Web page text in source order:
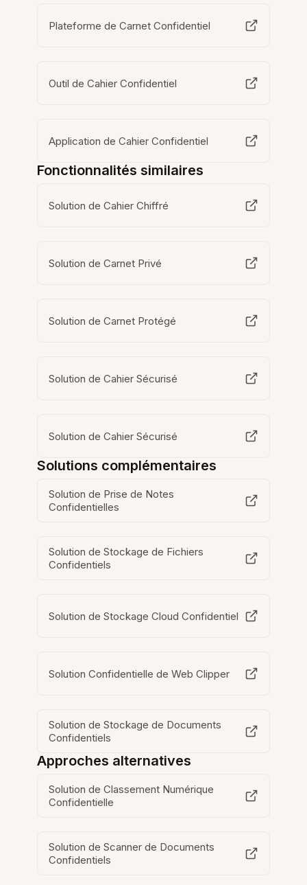
Plateforme de Carnet Confidentiel
Outil de Cahier Confidentiel
Application de Cahier Confidentiel
Fonctionnalités similaires
Solution de Cahier Chiffré
Solution de Carnet Privé
Solution de Carnet Protégé
Solution de Cahier Sécurisé
Solution de Cahier Sécurisé
Solutions complémentaires
Solution de Prise de Notes
Confidentielles
Solution de Stockage de Fichiers
Confidentiels
Solution de Stockage Cloud Confidentiel
Solution Confidentielle de Web Clipper
Solution de Stockage de Documents
Confidentiels
Approches alternatives
Solution de Classement Numérique
Confidentielle
Solution de Scanner de Documents
Confidentiels